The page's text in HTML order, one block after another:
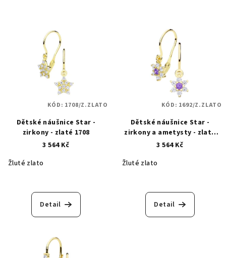
Dětské náušnice Star -
zirkony - zlaté 1708
3 564 Kč
Žluté zlato
Detail
KÓD: 1708/Z.ZLATO
Dětské náušnice Star -
zirkony a ametysty - zlaté
1692
3 564 Kč
Žluté zlato
Detail
KÓD: 1692/Z.ZLATO